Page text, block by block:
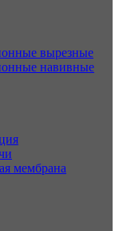
вырезные
навивные
мембрана